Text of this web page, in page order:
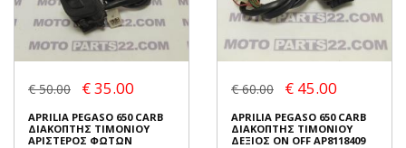
€ 50.00 € 35.00
APRILIA PEGASO 650 CARB
ΔΙΑΚΟΠΤΗΣ ΤΙΜΟΝΙΟΥ
ΑΡΙΣΤΕΡΟΣ ΦΩΤΩΝ
€ 60.00 € 45.00
APRILIA PEGASO 650 CARB
ΔΙΑΚΟΠΤΗΣ ΤΙΜΟΝΙΟΥ
ΔΕΞΙΟΣ ON OFF AP8118409